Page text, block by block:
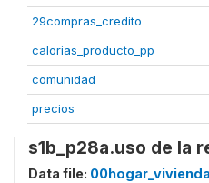
29compras_credito
calorias_producto_pp
comunidad
precios
s1b_p28a.uso de la
Data file: 00hogar_vivienda